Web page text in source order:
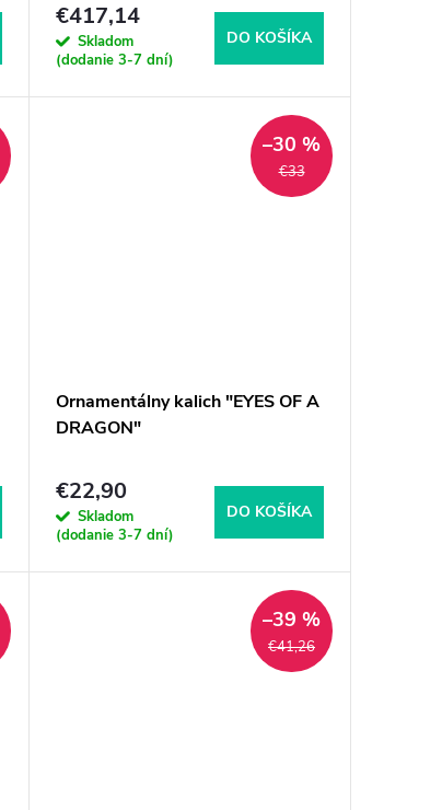
€417,14
Skladom
(dodanie 3-7 dní)
DO KOŠÍKA
€33
–30 %
Ornamentálny kalich "EYES OF A
DRAGON"
€22,90
Skladom
(dodanie 3-7 dní)
DO KOŠÍKA
€41,26
–39 %